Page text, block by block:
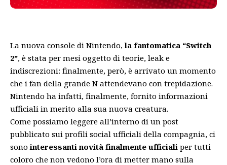
La nuova console di Nintendo, la fantomatica “Switch
2”, è stata per mesi oggetto di teorie, leak e
indiscrezioni: finalmente, però, è arrivato un momento
che i fan della grande N attendevano con trepidazione.
Nintendo ha infatti, finalmente, fornito informazioni
ufficiali in merito alla sua nuova creatura.
Come possiamo leggere all’interno di un post
pubblicato sui profili social ufficiali della compagnia, ci
sono interessanti novità finalmente ufficiali per tutti
coloro che non vedono l’ora di metter mano sulla